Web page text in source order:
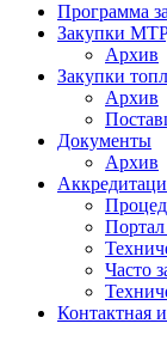
Программа
Закупки
Архив
Закупки
Архив
Документы
Архив
Часто
Контактная